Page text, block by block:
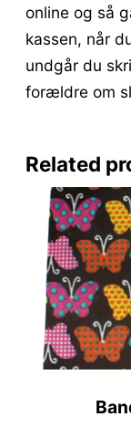
online og så
kassen, når
undgår du
forældre om
Related